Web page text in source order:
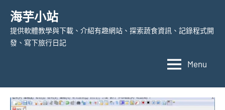
content
海芋小站
提供軟體教學與下載、介紹有趣網站、探索蔬食資訊、記錄程式開
發、寫下旅行日記
Menu